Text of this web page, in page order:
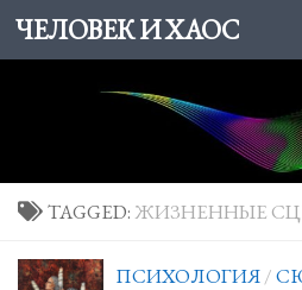
Skip to content
ЧЕЛОВЕК И ХАОС
TAGGED: ЖИЗНЕННЫЕ
ПСИХОЛОГИЯ/